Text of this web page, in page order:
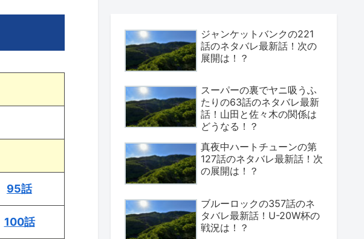
95話
100話
ジャンケットバンクの221
話のネタバレ最新話！次の
展開は！？
スーパーの裏でヤニ吸うふ
たりの63話のネタバレ最新
話！山田と佐々木の関係は
どうなる！？
真夜中ハートチューンの第
127話のネタバレ最新話！次
の展開は！？
ブルーロックの357話のネ
タバレ最新話！U-20W杯の
戦況は！？